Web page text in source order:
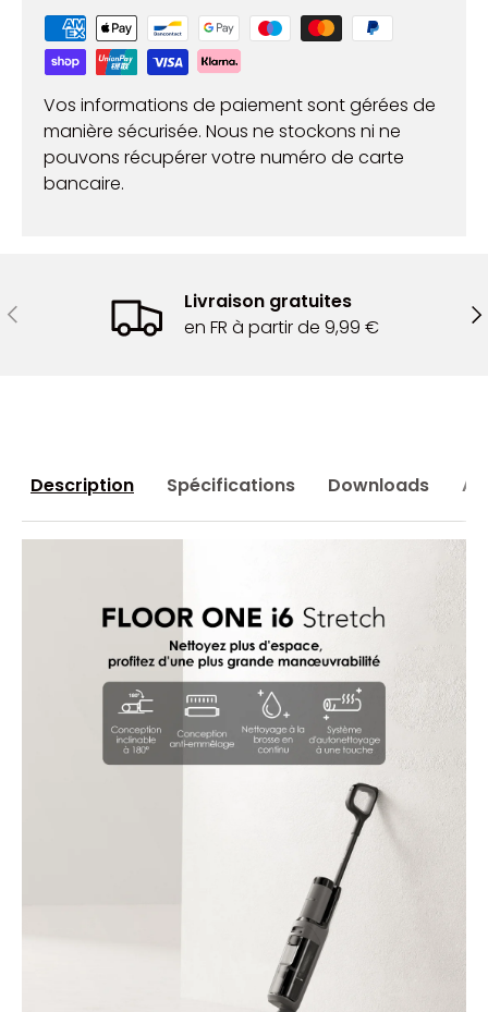
Vos informations de paiement sont gérées de
manière sécurisée. Nous ne stockons ni ne
pouvons récupérer votre numéro de carte
bancaire.
Précédent
Livraison gratuites
en FR à partir de 9,99 €
Description Spécifications Downloads